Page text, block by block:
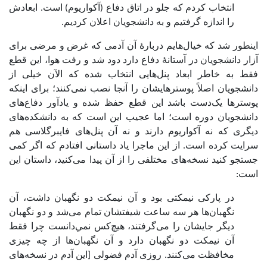
انتخاب کردم که جلو در اتاق دفاع (آکواریوم) است. ابعادش
را اندازه گرفتیم و به دانشجویان اعلان کردیم.
اینطور شد که خیال‌هایم دربارۀ آن آدمی که غرض و مرضی برای
آزار دانشجویان در آستانۀ دفاع دارد دود شد و رفت هوا، این قطع
فقط به خاطر ابعاد پنل‌هایی انتخاب شده که الآن خیلی از
دانشجویان اصلاً پوسترهایشان را آنجا نصب نمی‌کنند؛ برای اینکه
پوسترها یک‌دست باشد این قطع حفظ شده و یادآور دفاع‌های
دانشجویان دوره است؛ اما عجیب این است که به دانشکده‌های
دیگری که نه آکواریوم دارند و نه آن پنل‌های فایبرگلاسی هم
سرایت کرده است. از این ماجرا یاد داستانی افتادم که اگر کمی
جستجو کنید نسخه‌های مختلفی را از آن پیدا می‌کنید، داستان این
است:
در پارکی نیمکتی بود و آن نیمکت دو نگهبان داشت، آن
نگهبان‌ها هر سه ساعت شیفتشان تمام می‌شد و دو نگهبان
دیگر جایشان را می‌گرفتند، هیچ‌کس نمي‌دانست چرا فقط
آن نیمکت دو نگهبان دارد و آن نگهبان‌ها از چه چیزی
مخافظت می‌کنند. روزی آدم فضولی [این آدم در نسخه‌های